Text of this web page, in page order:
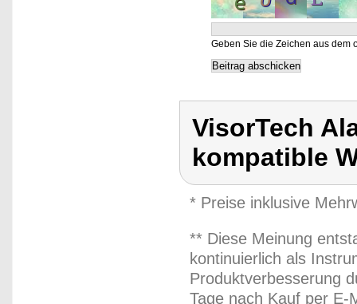
Geben Sie die Zeichen aus dem
VisorTech
kompatible
* Preise inklusive
** Diese Meinung
kontinuierlich als
Produktverbesserung
Tage nach Kauf per E-